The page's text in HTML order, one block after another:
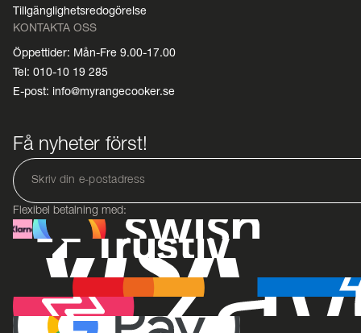
Tillgänglighetsredogörelse
KONTAKTA OSS
Öppettider: Mån-Fre 9.00-17.00
Tel: 010-10 19 285
E-post: info@myrangecooker.se
Få nyheter först!
Flexibel betalning med: